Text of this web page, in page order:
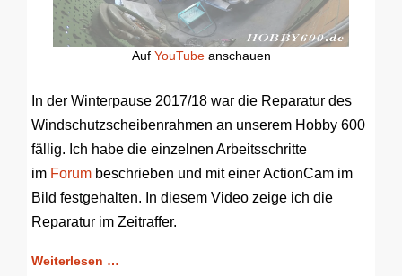
Auf YouTubeanschauen
In der Winterpause 2017/18 war die Reparatur des
Windschutzscheibenrahmen an unserem Hobby 600
fällig. Ich habe die einzelnen Arbeitsschritte
im Forum beschrieben und mit einer ActionCam im
Bild festgehalten. In diesem Video zeige ich die
Reparatur im Zeitraffer.
Weiterlesen …